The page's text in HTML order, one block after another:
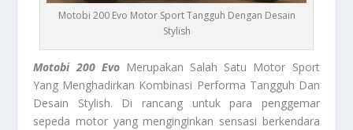
Motobi 200 Evo Motor Sport Tangguh Dengan Desain
Stylish
Motobi 200 EvoMerupakan Salah Satu Motor Sport
Yang Menghadirkan Kombinasi Performa Tangguh Dan
Desain Stylish. Di rancang untuk para penggemar
sepeda motor yang menginginkan sensasi berkendara